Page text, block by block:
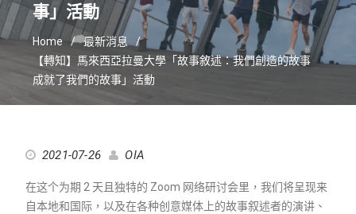
事」活動
Home
最新消息
【轉知】馬來西亞拉曼大學「故事敘述：我們創造的故事
成就了我們的故事」活動
2021-07-26 OIA
在这个为期 2 天且独特的 Zoom 网络研讨会里，我们将呈现来
自本地和国际，以及在各种创意媒体上的故事叙述者的演讲、